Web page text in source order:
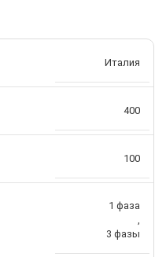
Италия
400
100
1 фаза
,
3 фазы